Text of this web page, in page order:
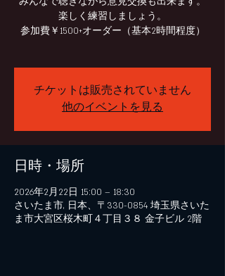
楽しく練習しましょう。
参加費￥1500+オーダー（基本2時間程度）
チケットは販売されていません
他のイベントを見る
日時・場所
2026年2月22日 15:00 – 18:30
さいたま市, 日本、〒330-0854 埼玉県さいた
ま市大宮区桜木町４丁目３８ 金子ビル 2階